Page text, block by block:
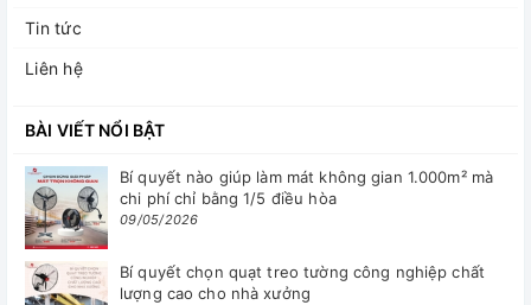
Tin tức
Liên hệ
BÀI VIẾT NỔI BẬT
Bí quyết nào giúp làm mát không gian 1.000m² mà
chi phí chỉ bằng 1/5 điều hòa
09/05/2026
Bí quyết chọn quạt treo tường công nghiệp chất
lượng cao cho nhà xưởng